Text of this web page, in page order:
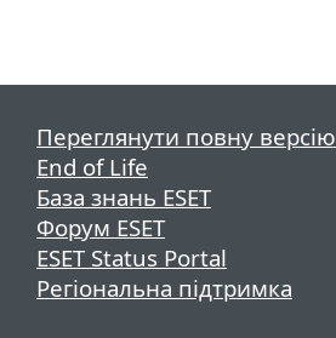
Переглянути повну версію
End of Life
База знань ESET
Форум ESET
ESET Status Portal
Регіональна підтримка